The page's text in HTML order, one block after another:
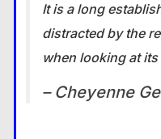
It is a long
distracted by the
when looking at
– Cheyenne